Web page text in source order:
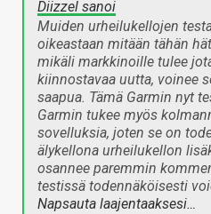
Diizzel sanoi
Muiden urheilukellojen
oikeastaan mitään tähän
mikäli markkinoille tulee
kiinnostavaa uutta, voinee
saapua. Tämä Garmin nyt
Garmin tukee myös
sovelluksia, joten se on
älykellona urheilukellon
osannee paremmin
testissä todennäköisesti
Napsauta laajentaaksesi…